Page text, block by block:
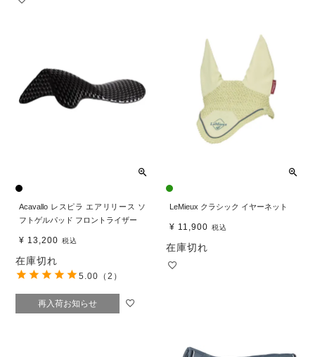
Acavallo レスピラ エアリリース ソ
フトゲルパッド フロントライザー
¥ 13,200 税込
在庫切れ
5.00 （2）
再入荷お知らせ
LeMieux クラシック イヤーネット
¥ 11,900 税込
在庫切れ